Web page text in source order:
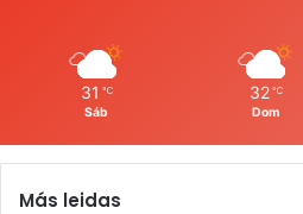
31 ℃
Sáb
32 ℃
Dom
Más leidas